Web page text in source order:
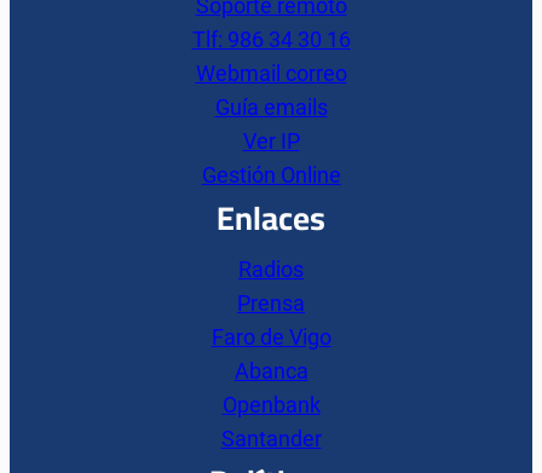
Soporte remoto
Tlf: 986 34 30 16
Webmail correo
Guía emails
Ver IP
Gestión Online
Enlaces
Radios
Prensa
Faro de Vigo
Abanca
Openbank
Santander